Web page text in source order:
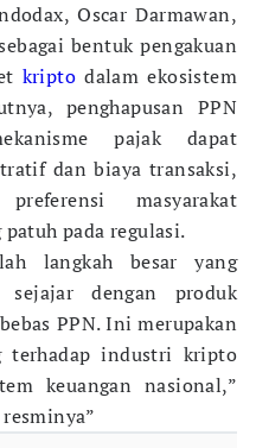
Oscar Darmawan,
bentuk pengakuan
kripto dalam ekosistem
penghapusan PPN
pajak dapat
dan biaya transaksi,
masyarakat
pada regulasi.
langkah besar yang
dengan produk
PPN. Ini merupakan
terhadap industri kripto
keuangan nasional,”